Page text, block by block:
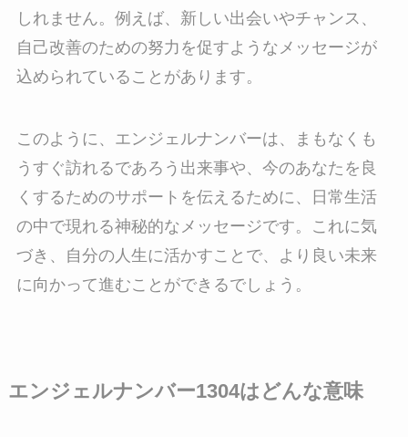
しれません。例えば、新しい出会いやチャンス、
自己改善のための努力を促すようなメッセージが
込められていることがあります。
このように、エンジェルナンバーは、まもなくも
うすぐ訪れるであろう出来事や、今のあなたを良
くするためのサポートを伝えるために、日常生活
の中で現れる神秘的なメッセージです。これに気
づき、自分の人生に活かすことで、より良い未来
に向かって進むことができるでしょう。
エンジェルナンバー1304はどんな意味